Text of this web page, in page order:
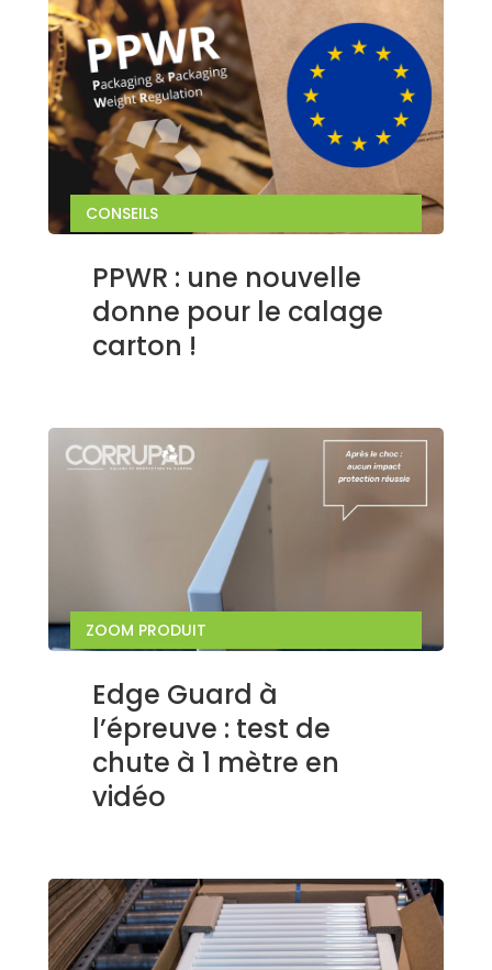
PPWR : une nouvelle
donne pour le calage
carton !
CONSEILS
Edge Guard à
l’épreuve : test de
chute à 1 mètre en
vidéo
ZOOM PRODUIT